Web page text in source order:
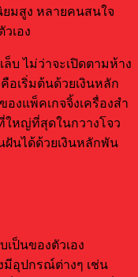
มสูง หลายคนสนใจ
เอง
บ ไม่ว่าจะเปิดตามห้าง
อเริ่มต้นด้วยเงินหลัก
งแพ็คเกจจิ้งเครื่องสํา
ใหญ่ที่สุดในกวางโจว
นได้ด้วยเงินหลักพัน
ป็นของตัวเอง
มีอุปกรณ์ต่างๆ เช่น